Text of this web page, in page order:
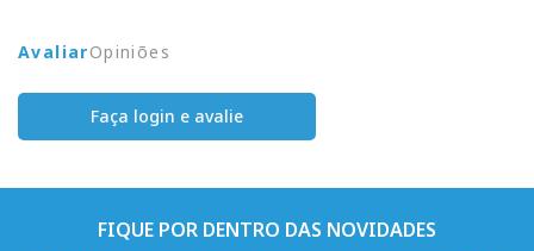
AvaliarOpiniões
Faça login e avalie
FIQUE POR DENTRO DAS NOVIDADES